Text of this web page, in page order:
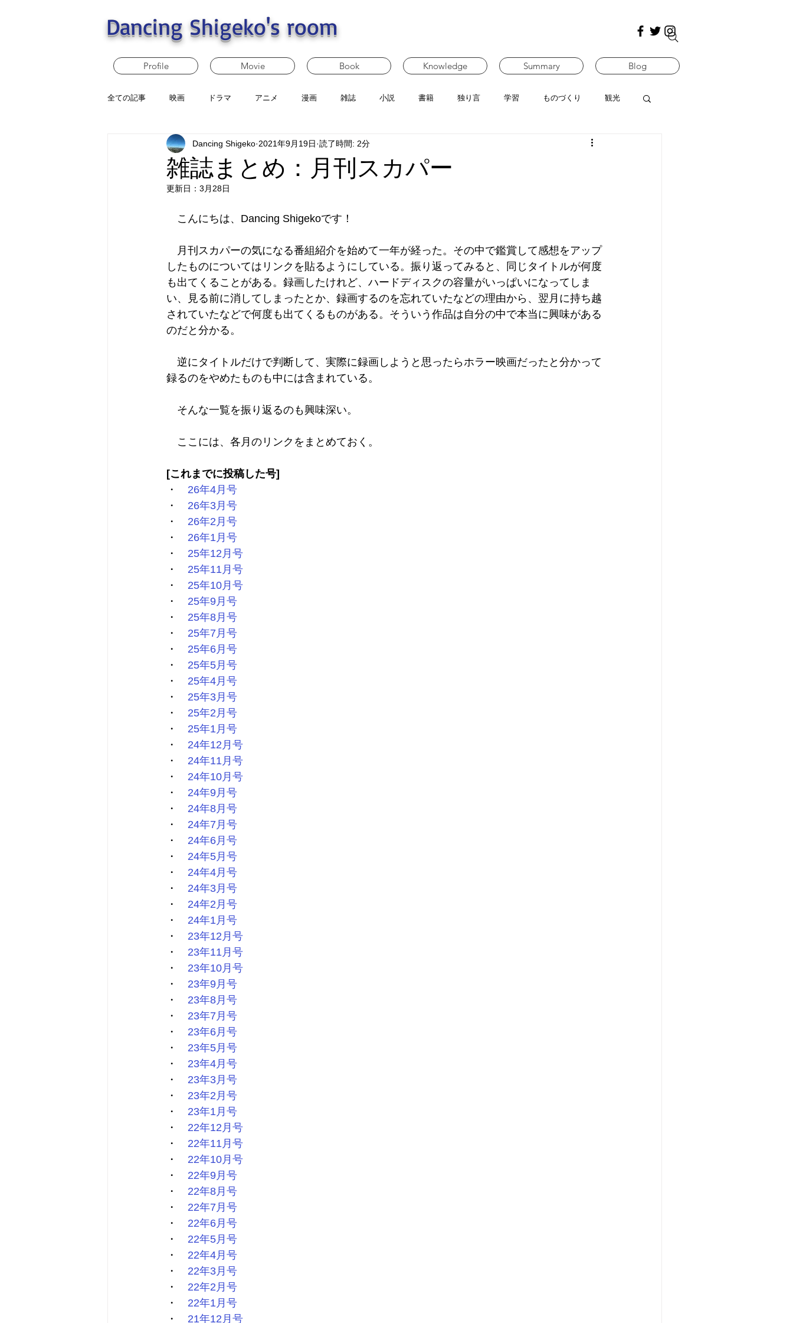
Dancing Shigeko's room
Profile Movie Book Knowledge Summary Blog
全ての記事 映画 ドラマ アニメ 漫画 雑誌 小説 書籍 独り言 学習 ものづくり 観光
雑誌まとめ：月刊スカパー
Dancing Shigeko 2021年9月19日 読了時間: 2分
更新日： 3月28日
こんにちは、Dancing Shigekoです！
月刊スカパーの気になる番組紹介を始めて一年が経った。その中で鑑賞して感想をアップ
したものについてはリンクを貼るようにしている。振り返ってみると、同じタイトルが何度
も出てくることがある。録画したけれど、ハードディスクの容量がいっぱいになってしま
い、見る前に消してしまったとか、録画するのを忘れていたなどの理由から、翌月に持ち越
されていたなどで何度も出てくるものがある。そういう作品は自分の中で本当に興味がある
のだと分かる。
逆にタイトルだけで判断して、実際に録画しようと思ったらホラー映画だったと分かって
録るのをやめたものも中には含まれている。
そんな一覧を振り返るのも興味深い。
ここには、各月のリンクをまとめておく。
[これまでに投稿した号]
・ 26年4月号
・ 26年3月号
・ 26年2月号
・ 26年1月号
・ 25年12月号
・ 25年11月号
・ 25年10月号
・ 25年9月号
・ 25年8月号
・ 25年7月号
・ 25年6月号
・ 25年5月号
・ 25年4月号
・ 25年3月号
・ 25年2月号
・ 25年1月号
・ 24年12月号
・ 24年11月号
・ 24年10月号
・ 24年9月号
・ 24年8月号
・ 24年7月号
・ 24年6月号
・ 24年5月号
・ 24年4月号
・ 24年3月号
・ 24年2月号
・ 24年1月号
・ 23年12月号
・ 23年11月号
・ 23年10月号
・ 23年9月号
・ 23年8月号
・ 23年7月号
・ 23年6月号
・ 23年5月号
・ 23年4月号
・ 23年3月号
・ 23年2月号
・ 23年1月号
・ 22年12月号
・ 22年11月号
・ 22年10月号
・ 22年9月号
・ 22年8月号
・ 22年7月号
・ 22年6月号
・ 22年5月号
・ 22年4月号
・ 22年3月号
・ 22年2月号
・ 22年1月号
・ 21年12月号